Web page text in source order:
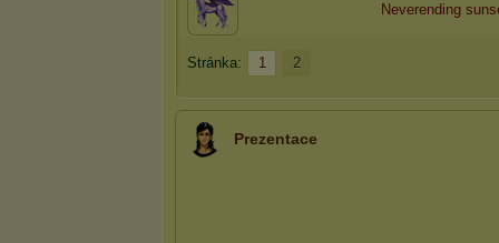
Neverending
Stránka: 1 2
Prezentace